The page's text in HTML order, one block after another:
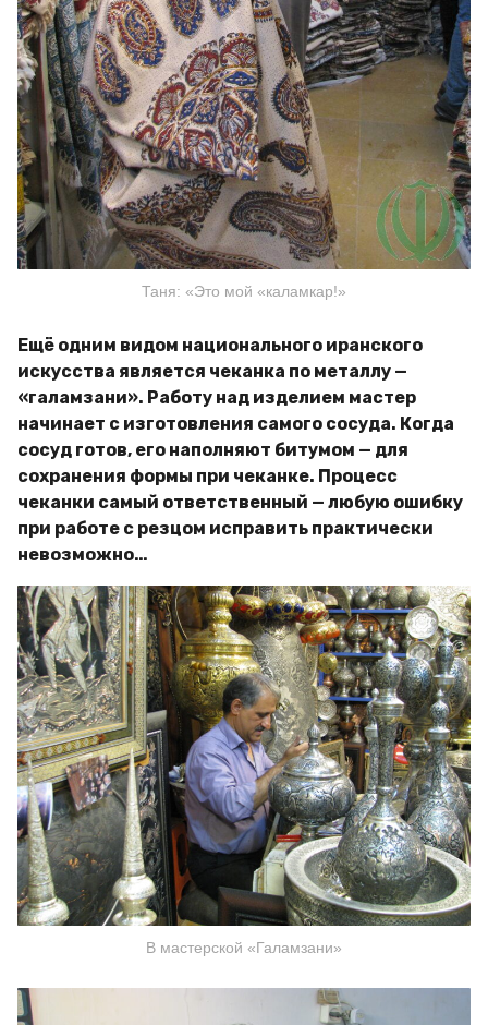
Таня: «Это мой «каламкар!»
Ещё одним видом национального иранского
искусства является чеканка по металлу —
«галамзани». Работу над изделием мастер
начинает с изготовления самого сосуда. Когда
сосуд готов, его наполняют битумом — для
сохранения формы при чеканке. Процесс
чеканки самый ответственный — любую ошибку
при работе с резцом исправить практически
невозможно…
В мастерской «Галамзани»